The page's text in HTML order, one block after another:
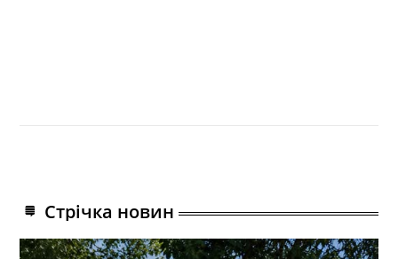
Стрічка новин